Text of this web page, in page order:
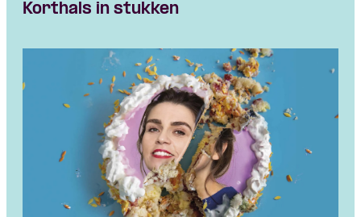
Korthals in stukken